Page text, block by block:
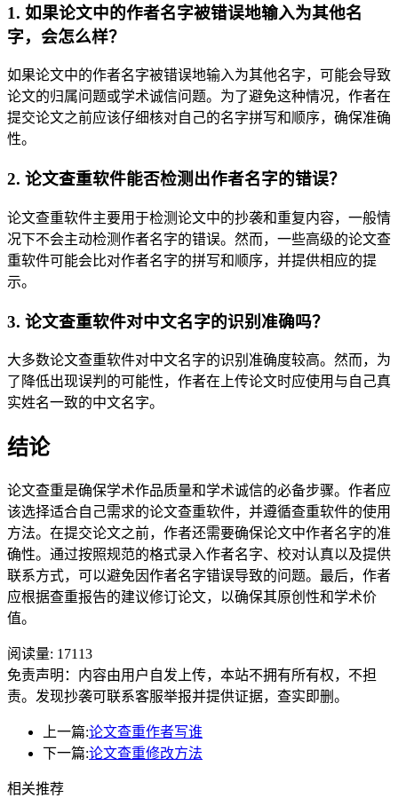
1. 如果论文中的作者名字被错误地输入为其他名
字，会怎么样？
如果论文中的作者名字被错误地输入为其他名字，可能会导致
论文的归属问题或学术诚信问题。为了避免这种情况，作者在
提交论文之前应该仔细核对自己的名字拼写和顺序，确保准确
性。
2. 论文查重软件能否检测出作者名字的错误？
论文查重软件主要用于检测论文中的抄袭和重复内容，一般情
况下不会主动检测作者名字的错误。然而，一些高级的论文查
重软件可能会比对作者名字的拼写和顺序，并提供相应的提
示。
3. 论文查重软件对中文名字的识别准确吗？
大多数论文查重软件对中文名字的识别准确度较高。然而，为
了降低出现误判的可能性，作者在上传论文时应使用与自己真
实姓名一致的中文名字。
结论
论文查重是确保学术作品质量和学术诚信的必备步骤。作者应
该选择适合自己需求的论文查重软件，并遵循查重软件的使用
方法。在提交论文之前，作者还需要确保论文中作者名字的准
确性。通过按照规范的格式录入作者名字、校对认真以及提供
联系方式，可以避免因作者名字错误导致的问题。最后，作者
应根据查重报告的建议修订论文，以确保其原创性和学术价
值。
阅读量: 17113
免责声明：内容由用户自发上传，本站不拥有所有权，不担
责。发现抄袭可联系客服举报并提供证据，查实即删。
上一篇:论文查重作者写谁
下一篇:论文查重修改方法
相关推荐